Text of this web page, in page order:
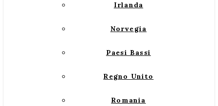
Irlanda
Norvegia
Paesi Bassi
Regno Unito
Romania